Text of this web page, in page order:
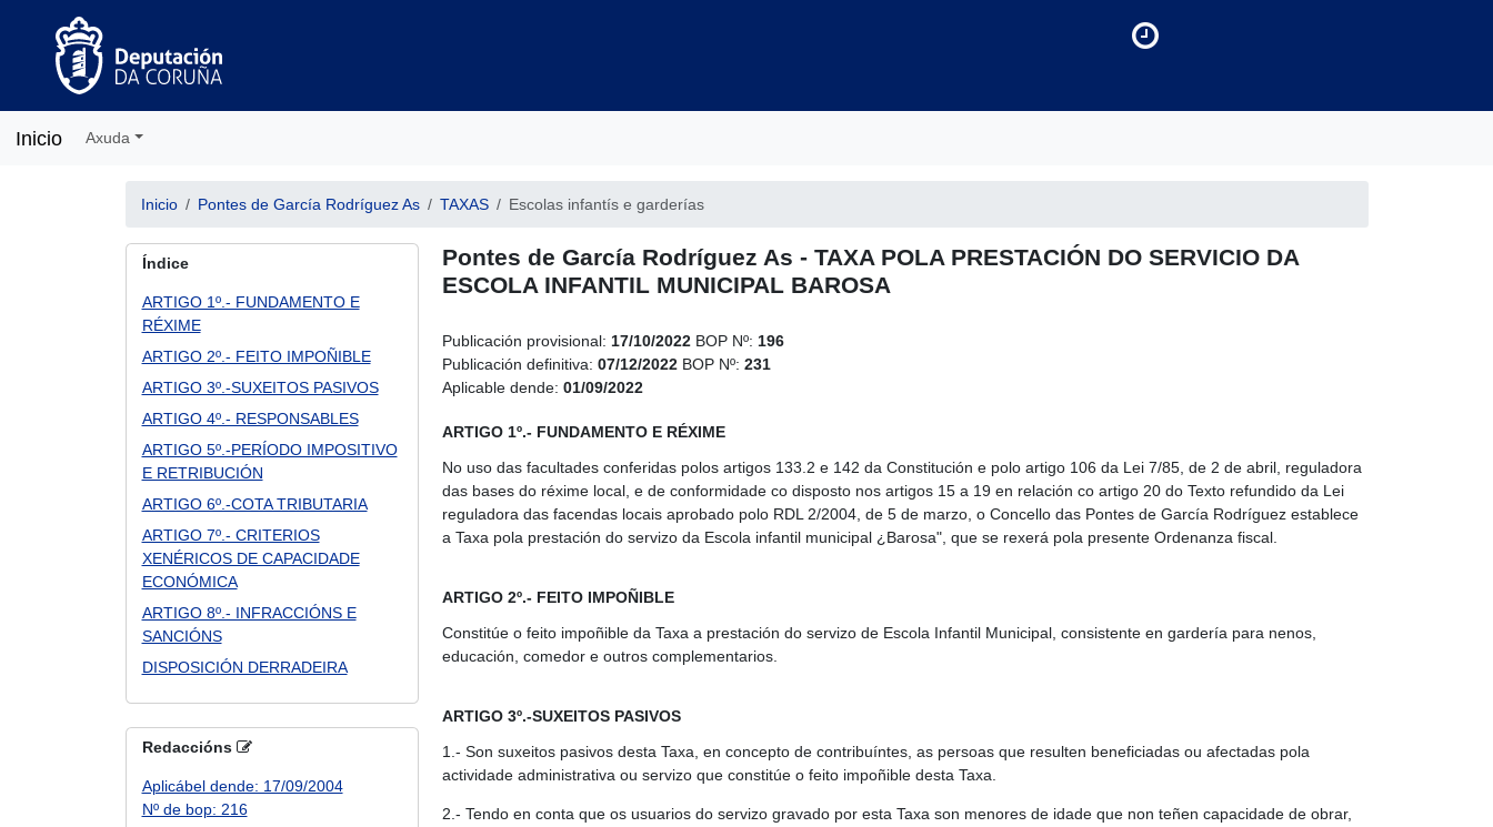
Inicio Axuda
Inicio Pontes de García Rodríguez As TAXAS Escolas infantís e garderías
Índice
ARTIGO 1º.- FUNDAMENTO E
RÉXIME
ARTIGO 2º.- FEITO IMPOÑIBLE
ARTIGO 3º.-SUXEITOS PASIVOS
ARTIGO 4º.- RESPONSABLES
ARTIGO 5º.-PERÍODO IMPOSITIVO
E RETRIBUCIÓN
ARTIGO 6º.-COTA TRIBUTARIA
ARTIGO 7º.- CRITERIOS
XENÉRICOS DE CAPACIDADE
ECONÓMICA
ARTIGO 8º.- INFRACCIÓNS E
SANCIÓNS
DISPOSICIÓN DERRADEIRA
Redaccións
Aplicábel dende: 17/09/2004
Nº de bop: 216
Pontes de García Rodríguez As - TAXA POLA PRESTACIÓN DO SERVICIO DA
ESCOLA INFANTIL MUNICIPAL BAROSA
Publicación provisional: 17/10/2022 BOP Nº: 196
Publicación definitiva: 07/12/2022 BOP Nº: 231
Aplicable dende: 01/09/2022
ARTIGO 1º.- FUNDAMENTO E RÉXIME
No uso das facultades conferidas polos artigos 133.2 e 142 da Constitución e polo artigo 106 da Lei 7/85, de 2 de abril, reguladora
das bases do réxime local, e de conformidade co disposto nos artigos 15 a 19 en relación co artigo 20 do Texto refundido da Lei
reguladora das facendas locais aprobado polo RDL 2/2004, de 5 de marzo, o Concello das Pontes de García Rodríguez establece
a Taxa pola prestación do servizo da Escola infantil municipal ¿Barosa", que se rexerá pola presente Ordenanza fiscal.
ARTIGO 2º.- FEITO IMPOÑIBLE
Constitúe o feito impoñible da Taxa a prestación do servizo de Escola Infantil Municipal, consistente en gardería para nenos,
educación, comedor e outros complementarios.
ARTIGO 3º.-SUXEITOS PASIVOS
1.- Son suxeitos pasivos desta Taxa, en concepto de contribuíntes, as persoas que resulten beneficiadas ou afectadas pola
actividade administrativa ou servizo que constitúe o feito impoñible desta Taxa.
2.- Tendo en conta que os usuarios do servizo gravado por esta Taxa son menores de idade que non teñen capacidade de obrar,